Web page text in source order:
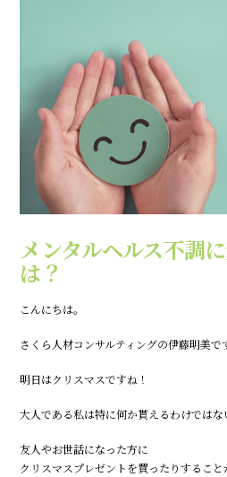
メンタルヘルス不調
は？
こんにちは。
さくら人材コンサルティングの伊藤明美で
明日はクリスマスですね！
大人である私は特に何か貰えるわけではな
友人やお世話になった方に
クリスマスプレゼントを買ったりすること